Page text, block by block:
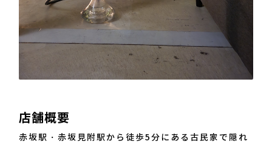
店舗概要
赤坂駅・赤坂見附駅から徒歩5分にある古民家で隠れ